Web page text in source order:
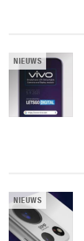
NIEUWS
NIEUWS